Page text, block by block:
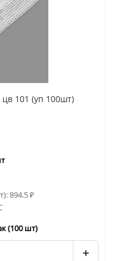
101 (уп 100шт)
894.5₽
(100 шт)
+